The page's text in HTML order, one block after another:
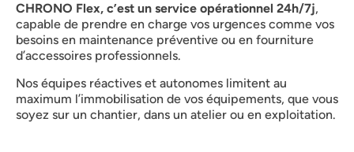
CHRONO Flex, c’est un service opérationnel 24h/7j,
capable de prendre en charge vos urgences comme vos
besoins en maintenance préventive ou en fourniture
d’accessoires professionnels.
Nos équipes réactives et autonomes limitent au
maximum l’immobilisation de vos équipements, que vous
soyez sur un chantier, dans un atelier ou en exploitation.